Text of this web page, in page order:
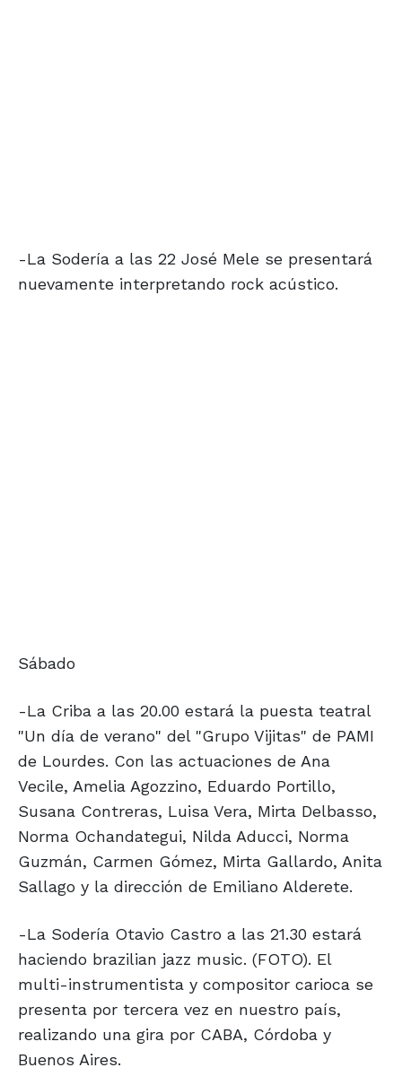
-La Sodería a las 22 José Mele se presentará
nuevamente interpretando rock acústico.
Sábado
-La Criba a las 20.00 estará la puesta teatral
"Un día de verano" del "Grupo Vijitas" de PAMI
de Lourdes. Con las actuaciones de Ana
Vecile, Amelia Agozzino, Eduardo Portillo,
Susana Contreras, Luisa Vera, Mirta Delbasso,
Norma Ochandategui, Nilda Aducci, Norma
Guzmán, Carmen Gómez, Mirta Gallardo, Anita
Sallago y la dirección de Emiliano Alderete.
-La Sodería Otavio Castro a las 21.30 estará
haciendo brazilian jazz music. (FOTO). El
multi-instrumentista y compositor carioca se
presenta por tercera vez en nuestro país,
realizando una gira por CABA, Córdoba y
Buenos Aires.